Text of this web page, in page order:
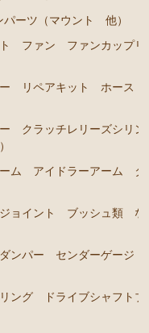
アーム アイドラー
ルジョイント ブッ
133 135 MS135
パーツ（マウント 他）
ファン ファンカップリ
ー リペアキット ホース
クラッチレリーズシリン
ーム アイドラーアーム タ
ョイント ブッシュ類 な
ンパー センダーゲージ
ング ドライブシャフトブ